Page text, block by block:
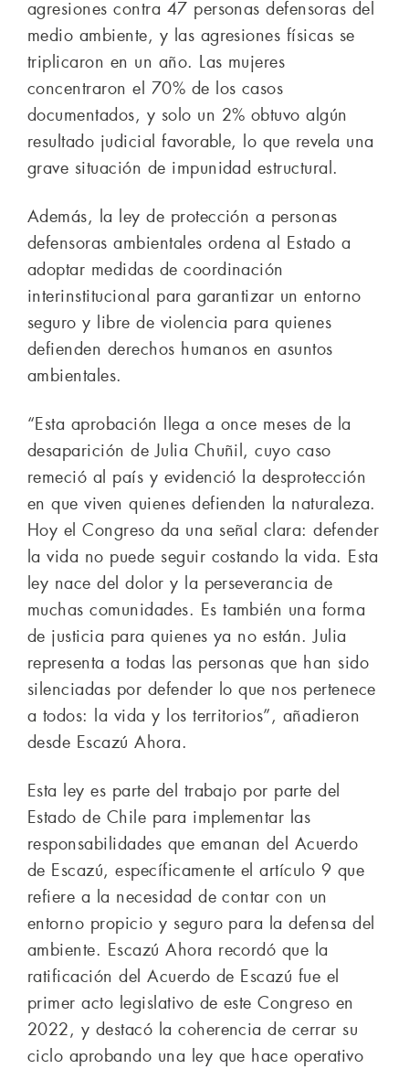
agresiones contra 47 personas defensoras del
medio ambiente, y las agresiones físicas se
triplicaron en un año. Las mujeres
concentraron el 70% de los casos
documentados, y solo un 2% obtuvo algún
resultado judicial favorable, lo que revela una
grave situación de impunidad estructural.
Además, la ley de protección a personas
defensoras ambientales ordena al Estado a
adoptar medidas de coordinación
interinstitucional para garantizar un entorno
seguro y libre de violencia para quienes
defienden derechos humanos en asuntos
ambientales.
“Esta aprobación llega a once meses de la
desaparición de Julia Chuñil, cuyo caso
remeció al país y evidenció la desprotección
en que viven quienes defienden la naturaleza.
Hoy el Congreso da una señal clara: defender
la vida no puede seguir costando la vida. Esta
ley nace del dolor y la perseverancia de
muchas comunidades. Es también una forma
de justicia para quienes ya no están. Julia
representa a todas las personas que han sido
silenciadas por defender lo que nos pertenece
a todos: la vida y los territorios”, añadieron
desde Escazú Ahora.
Esta ley es parte del trabajo por parte del
Estado de Chile para implementar las
responsabilidades que emanan del Acuerdo
de Escazú, específicamente el artículo 9 que
refiere a la necesidad de contar con un
entorno propicio y seguro para la defensa del
ambiente. Escazú Ahora recordó que la
ratificación del Acuerdo de Escazú fue el
primer acto legislativo de este Congreso en
2022, y destacó la coherencia de cerrar su
ciclo aprobando una ley que hace operativo